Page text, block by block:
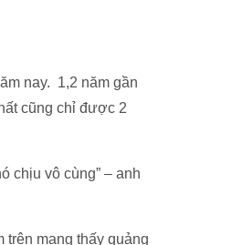
nay. 1,2 năm gần
cũng chỉ được 2
chịu vô cùng” – anh
trên mạng thấy quảng